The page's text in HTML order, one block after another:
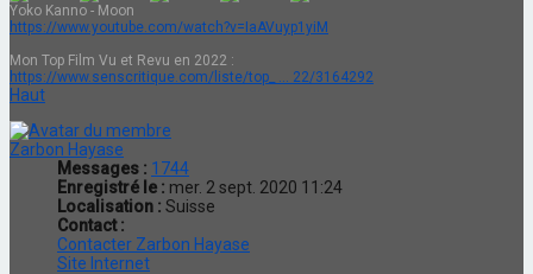
Yoko Kanno - Moon
https://www.youtube.com/watch?v=IaAVuyp1yiM
Mon Top Film Vu et Revu en 2022 :
https://www.senscritique.com/liste/top_ ... 22/3164292
Haut
Zarbon Hayase
Messages : 1744
Enregistré le : mer. 2 sept. 2020 11:24
Localisation : Suisse
Contact :
Contacter Zarbon Hayase
Site Internet